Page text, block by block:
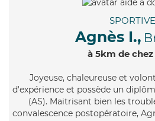
SPORTIVE
Agnès I.,
à 5km de chez
Joyeuse, chaleureuse et
d'expérience et possède un
(AS). Maitrisant bien les
convalescence postopératoire,